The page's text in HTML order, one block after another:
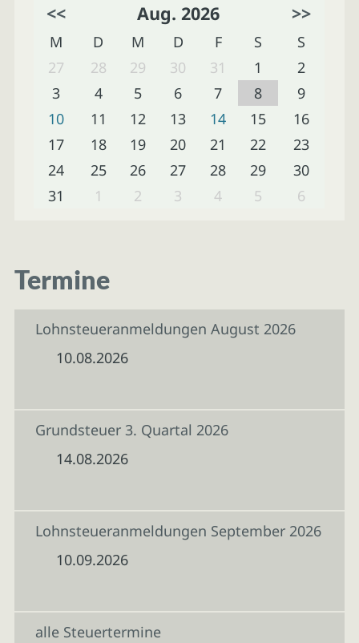
<< Aug. 2026 >>
M D M D F S
S
27
28 29 30 31 1
2
3
4 5 6 7 8
9
10
11 12 13 14 15
16
17
18 19 20 21 22
23
24
25 26 27 28 29
30
31
1 2 3 4 5 6
Termine
Lohnsteueranmeldungen August 2026
10.08.2026
Grundsteuer 3. Quartal 2026
14.08.2026
Lohnsteueranmeldungen September 2026
10.09.2026
alle Steuertermine